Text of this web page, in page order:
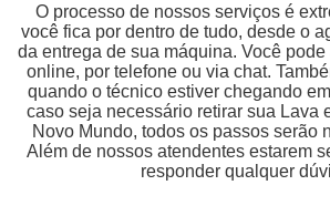
O processo de nossos serviços é
você fica por dentro de tudo, desde o
da entrega de sua máquina. Você
online, por telefone ou via chat.
quando o técnico estiver chegando
caso seja necessário retirar sua Lava
Novo Mundo, todos os passos serão
Além de nossos atendentes estarem
responder qualquer